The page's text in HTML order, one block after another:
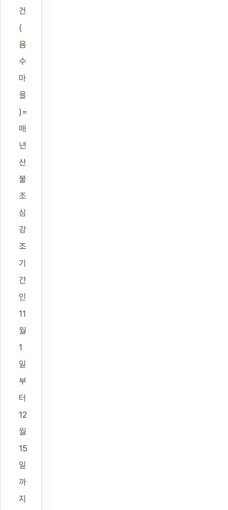
건
(
음
수
마
을
)=
매
년
산
불
조
심
강
조
기
간
인
11
월
1
일
부
터
12
월
15
일
까
지